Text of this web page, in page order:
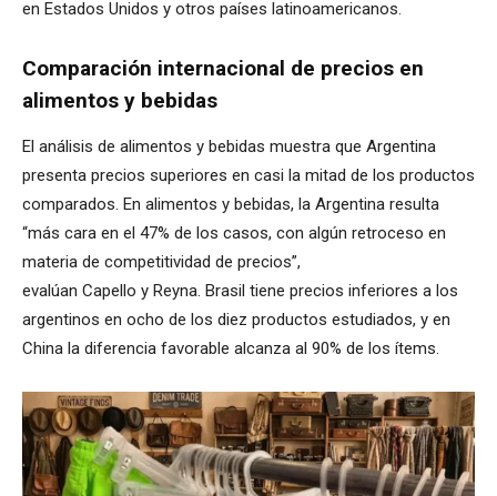
en Estados Unidos y otros países latinoamericanos.
Comparación internacional de precios en
alimentos y bebidas
El análisis de alimentos y bebidas muestra que Argentina
presenta precios superiores en casi la mitad de los productos
comparados. En alimentos y bebidas, la Argentina resulta
“más cara en el 47% de los casos, con algún retroceso en
materia de competitividad de precios”,
evalúan Capello y Reyna. Brasil tiene precios inferiores a los
argentinos en ocho de los diez productos estudiados, y en
China la diferencia favorable alcanza al 90% de los ítems.